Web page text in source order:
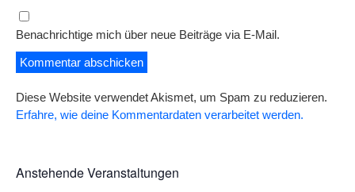
Benachrichtige mich über neue Beiträge via E-Mail.
Diese Website verwendet Akismet, um Spam zu reduzieren.
Erfahre, wie deine Kommentardaten verarbeitet werden.
Anstehende Veranstaltungen